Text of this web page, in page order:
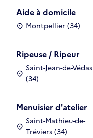
Aide à domicile
Montpellier (34)
Ripeuse / Ripeur
Saint-Jean-de-Védas
(34)
Menuisier d'atelier
Saint-Mathieu-de-
Tréviers (34)